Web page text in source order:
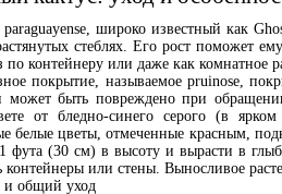
paraguayense, широко известный как
стеблях. Его рост поможет
по контейнеру или даже как комнатное
покрытие, называемое pruinose,
может быть повреждено при
от бледно-синего серого (в
белые цветы, отмеченные красным,
1 фута (30 см) в высоту и вырасти в
контейнеры или стены. Выносливое
и общий уход